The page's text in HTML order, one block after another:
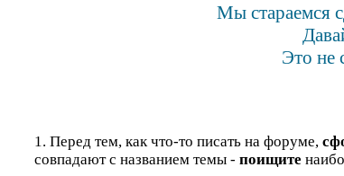
Мы стараемся
Это не
1. Перед тем, как что-то писать на форуме,
совпадают с названием темы - поищите